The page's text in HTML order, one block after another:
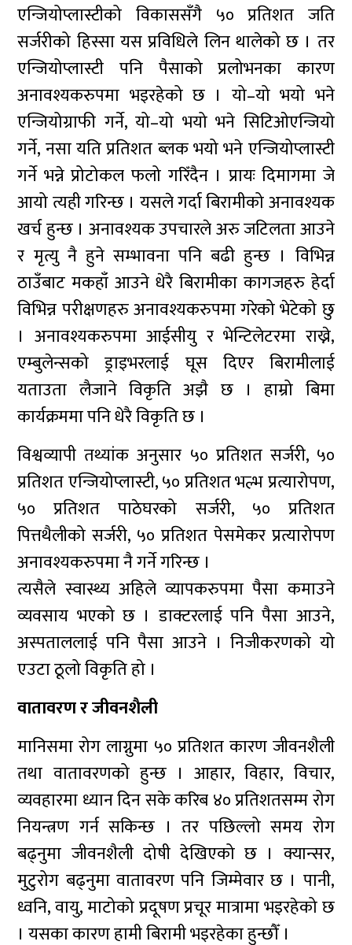
एन्जियोप्लास्टीको विकाससँगै ५० प्रतिशत जति
सर्जरीको हिस्सा यस प्रविधिले लिन थालेको छ । तर
एन्जियोप्लास्टी पनि पैसाको प्रलोभनका कारण
अनावश्यकरुपमा भइरहेको छ । यो–यो भयो भने
एन्जियोग्राफी गर्ने, यो–यो भयो भने सिटिओएन्जियो
गर्ने, नसा यति प्रतिशत ब्लक भयो भने एन्जियोप्लास्टी
गर्ने भन्ने प्रोटोकल फलो गरिँदैन । प्रायः दिमागमा जे
आयो त्यही गरिन्छ । यसले गर्दा बिरामीको अनावश्यक
खर्च हुन्छ । अनावश्यक उपचारले अरु जटिलता आउने
र मृत्यु नै हुने सम्भावना पनि बढी हुन्छ । विभिन्न
ठाउँबाट मकहाँ आउने धेरै बिरामीका कागजहरु हेर्दा
विभिन्न परीक्षणहरु अनावश्यकरुपमा गरेको भेटेको छु
। अनावश्यकरुपमा आईसीयु र भेन्टिलेटरमा राख्ने,
एम्बुलेन्सको ड्राइभरलाई घूस दिएर बिरामीलाई
यताउता लैजाने विकृति अझै छ । हाम्रो बिमा
कार्यक्रममा पनि धेरै विकृति छ ।
विश्वव्यापी तथ्यांक अनुसार ५० प्रतिशत सर्जरी, ५०
प्रतिशत एन्जियोप्लास्टी, ५० प्रतिशत भल्भ प्रत्यारोपण,
५० प्रतिशत पाठेघरको सर्जरी, ५० प्रतिशत
पित्तथैलीको सर्जरी, ५० प्रतिशत पेसमेकर प्रत्यारोपण
अनावश्यकरुपमा नै गर्ने गरिन्छ ।
त्यसैले स्वास्थ्य अहिले व्यापकरुपमा पैसा कमाउने
व्यवसाय भएको छ । डाक्टरलाई पनि पैसा आउने,
अस्पताललाई पनि पैसा आउने । निजीकरणको यो
एउटा ठूलो विकृति हो ।
वातावरण र जीवनशैली
मानिसमा रोग लाग्नुमा ५० प्रतिशत कारण जीवनशैली
तथा वातावरणको हुन्छ । आहार, विहार, विचार,
व्यवहारमा ध्यान दिन सके करिब ४० प्रतिशतसम्म रोग
नियन्त्रण गर्न सकिन्छ । तर पछिल्लो समय रोग
बढ्नुमा जीवनशैली दोषी देखिएको छ । क्यान्सर,
मुटुरोग बढ्नुमा वातावरण पनि जिम्मेवार छ । पानी,
ध्वनि, वायु, माटोको प्रदूषण प्रचूर मात्रामा भइरहेको छ
। यसका कारण हामी बिरामी भइरहेका हुन्छौँ ।